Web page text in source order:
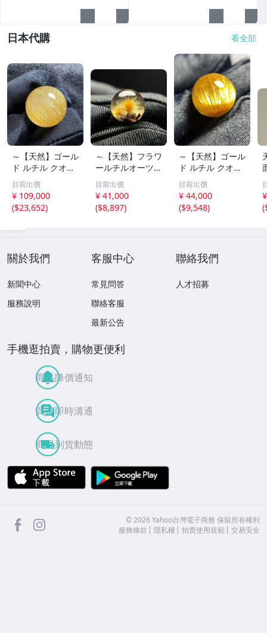
日本代購 看全部
～【天然】ゴール
ド ルチル クオー
ツ 丸玉 18.2mm
8.5g
目前出價
¥ 109,000
($23,652)
～【天然】フラワ
ールチルオーツ
丸玉 10.5mm 1.6
g
目前出價
¥ 41,000
($8,897)
～【天然】ゴール
ド ルチル クオー
ツ 丸玉 13.7mm
3.7g
目前出價
¥ 44,000
($9,548)
(
關於我們
新聞中心
服務說明
客服中心
常見問答
聯絡客服
最新公告
聯絡我們
人才招募
手機逛拍賣，購物更便利
商品降價通知
買賣即時溝通
商品到貨動態
APP Store
facebook ©2026 Yahoo台灣電子商務 保留所有權利
服務條款
隱私權 拍賣使用規範 交易安全